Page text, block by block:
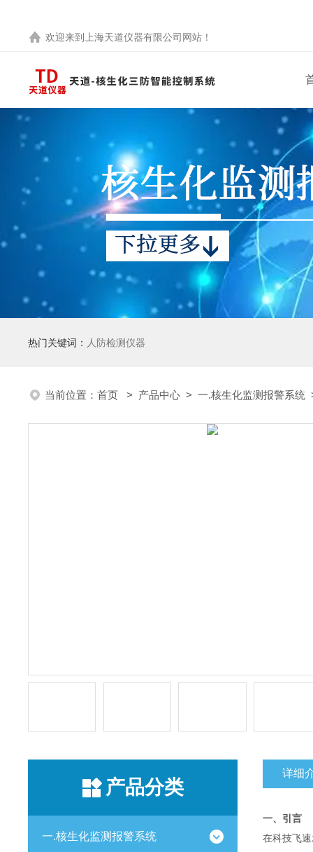
欢迎来到 上海天道仪器有限公司 网站！
热门关键词： 人防检测仪器
当前位置： 首页 > 产品中心 > 一.核生化监测报警系统
产品分类
一.核生化监测报警系统
详细
一、引言
在科技飞